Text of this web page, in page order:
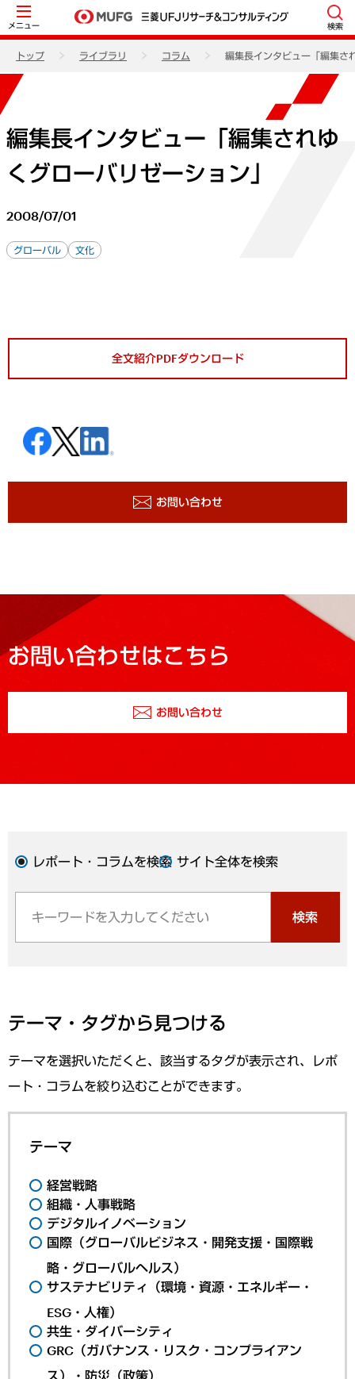
メニュー 検索
トップ ライブラリ コラム 編集長インタビュー「編集さ
編集長インタビュー「編集されゆ
くグローバリゼーション」
2008/07/01
グローバル 文化
全文紹介PDFダウンロード
お問い合わせ
お問い合わせはこちら
お問い合わせ
レポート・コラムを検索 サイト全体を検索
検索
テーマ・タグから見つける
テーマを選択いただくと、該当するタグが表示され、レポ
ート・コラムを絞り込むことができます。
テーマ
経営戦略
組織・人事戦略
デジタルイノベーション
国際（グローバルビジネス・開発支援・国際戦
略・グローバルヘルス）
サステナビリティ（環境・資源・エネルギー・
ESG・人権）
共生・ダイバーシティ
GRC（ガバナンス・リスク・コンプライアン
ス）・防災（政策）